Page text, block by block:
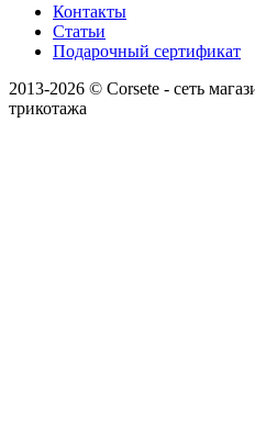
Контакты
Статьи
Подарочный сертификат
2013-2026 © Corsete - сеть
трикотажа